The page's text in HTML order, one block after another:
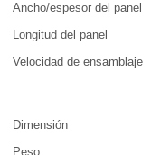
Ancho/espesor del panel
Longitud del panel
Velocidad de ensamblaje
Dimensión
Peso